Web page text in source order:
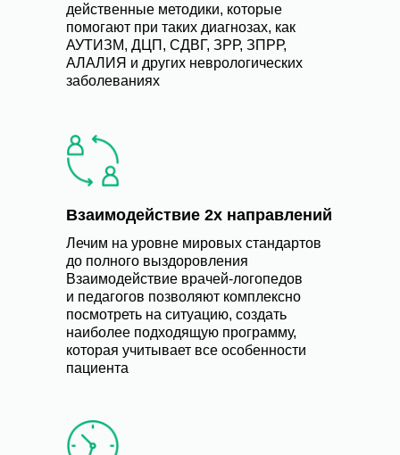
Лечим на уровне мировых стандартов
до полного выздоровления
Взаимодействие врачей-логопедов
и педагогов позволяют комплексно
посмотреть на ситуацию, создать
наиболее подходящую программу,
которая учитывает все особенности
пациента
действенные методики, которые
помогают при таких диагнозах, как
АУТИЗМ, ДЦП, СДВГ, ЗРР, ЗПРР,
АЛАЛИЯ и других неврологических
заболеваниях
Взаимодействие 2х направлений